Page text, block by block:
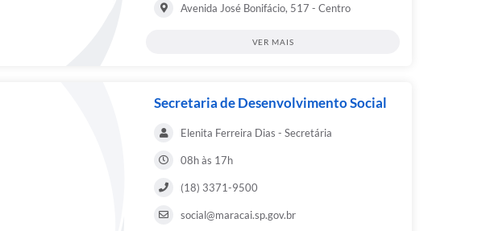
Avenida José Bonifácio, 517 - Centro
VER MAIS
Secretaria de Desenvolvimento Social
Elenita Ferreira Dias - Secretária
08h às 17h
(18) 3371-9500
social@maracai.sp.gov.br